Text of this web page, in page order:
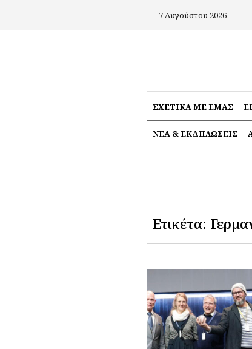
7 Αυγούστου 2026
ΣΧΕΤΙΚΆ ΜΕ ΕΜΆΣ
ΝΈΑ & ΕΚΔΗΛΏΣΕΙΣ
Ετικέτα: